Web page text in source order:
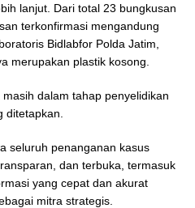
lanjut. Dari total 23 bungkusan
terkonfirmasi mengandung
Bidlabfor Polda Jatim,
merupakan plastik kosong.
dalam tahap penyelidikan
ditetapkan.
seluruh penanganan kasus
dan terbuka, termasuk
yang cepat dan akurat
mitra strategis.